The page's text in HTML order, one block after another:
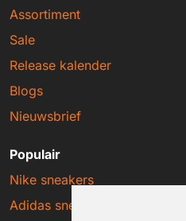
Assortiment
Sale
Release kalender
Blogs
Nieuwsbrief
Populair
Nike sneakers
Adidas sneakers